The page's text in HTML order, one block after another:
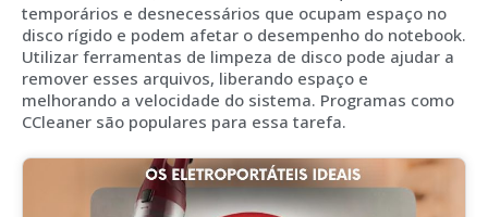
temporários e desnecessários que ocupam espaço no
disco rígido e podem afetar o desempenho do notebook.
Utilizar ferramentas de limpeza de disco pode ajudar a
remover esses arquivos, liberando espaço e
melhorando a velocidade do sistema. Programas como
CCleaner são populares para essa tarefa.